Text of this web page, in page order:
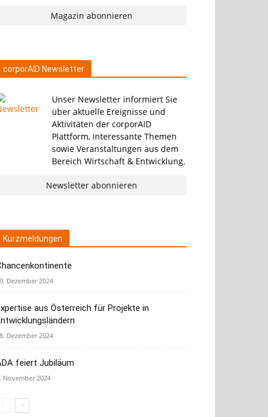
Magazin abonnieren
corporAID Newsletter
Unser Newsletter informiert Sie
über aktuelle Ereignisse und
Aktivitäten der corporAID
Plattform, interessante Themen
sowie Veranstaltungen aus dem
Bereich Wirtschaft & Entwicklung.
Newsletter abonnieren
Kurzmeldungen
Dezember 2024
aus Österreich für Projekte in
Dezember 2024
feiert Jubiläum
November 2024